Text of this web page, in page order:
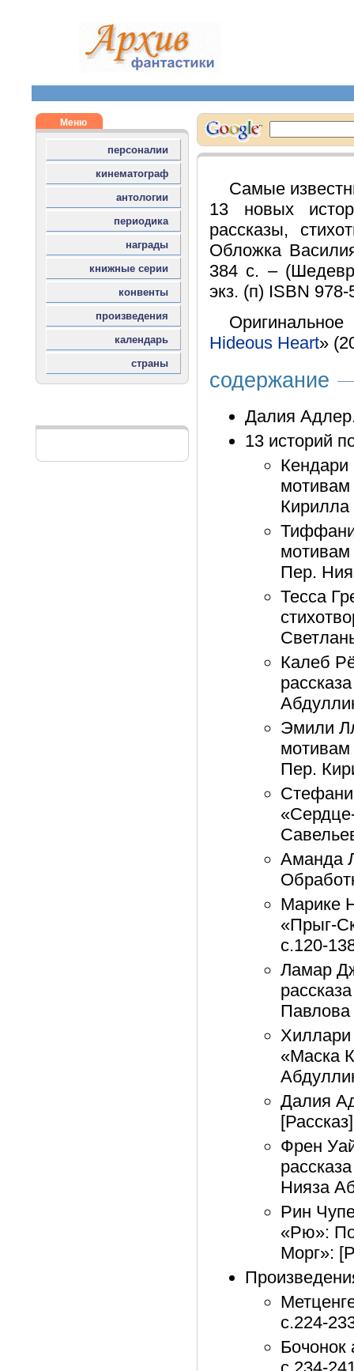
Самые
13 новых
рассказы,
Обложка
384 с. –
экз. (п) ISBN
Hideous Heart»
содержание
Далия
13 историй
Кендари
мотивам
Кирилла
мотивам
Пер.
Тесса
Калеб
Эмили
мотивам
Пер.
Стефани
Аманда
Марике
«Прыг-
с.120-
Ламар
Павлова
Хиллари
«Маска
Далия
Френ
Нияза
Рин
«Рю»: По
Морг»:
с.224-
Бочонок